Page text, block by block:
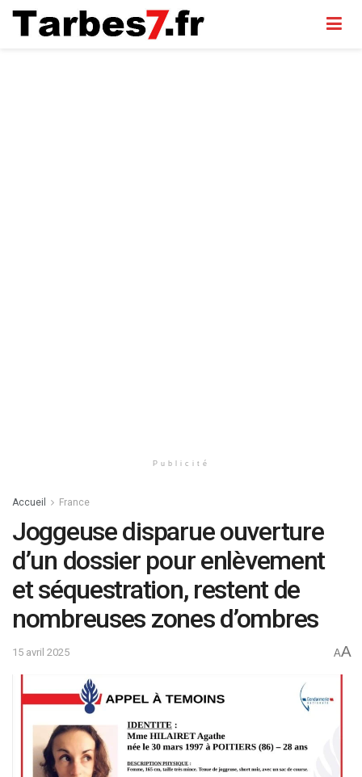
Publicité
Accueil France
Joggeuse disparue ouverture
d’un dossier pour enlèvement
et séquestration, restent de
nombreuses zones d’ombres
15 avril 2025 AA